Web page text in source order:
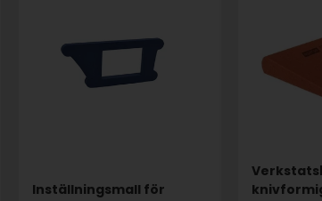
Inställningsmall för